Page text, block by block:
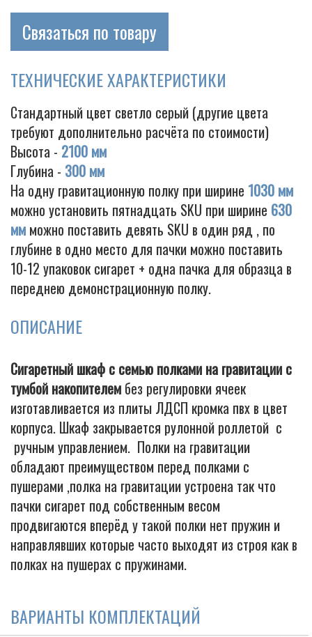
Связаться по товару
ТЕХНИЧЕСКИЕ ХАРАКТЕРИСТИКИ
Стандартный цвет светло серый (другие цвета
требуют дополнительно расчёта по стоимости)
Высота - 2100 мм
Глубина - 300 мм
На одну гравитационную полку при ширине 1030 мм
можно установить пятнадцать SKU при ширине 630
мм можно поставить девять SKU в один ряд , по
глубине в одно место для пачки можно поставить
10-12 упаковок сигарет + одна пачка для образца в
переднею демонстрационную полку.
ОПИСАНИЕ
Сигаретный шкаф с семью полками на гравитации с
тумбой накопителем без регулировки ячеек
изготавливается из плиты ЛДСП кромка пвх в цвет
корпуса. Шкаф закрывается рулонной роллетой с
ручным управлением. Полки на гравитации
обладают преимуществом перед полками с
пушерами ,полка на гравитации устроена так что
пачки сигарет под собственным весом
продвигаются вперёд у такой полки нет пружин и
направлявших которые часто выходят из строя как в
полках на пушерах с пружинами.
ВАРИАНТЫ КОМПЛЕКТАЦИЙ